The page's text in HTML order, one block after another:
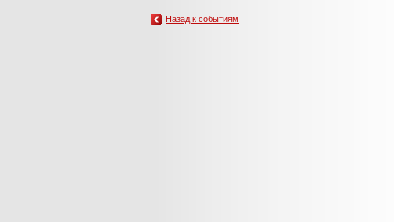
Назад к событиям